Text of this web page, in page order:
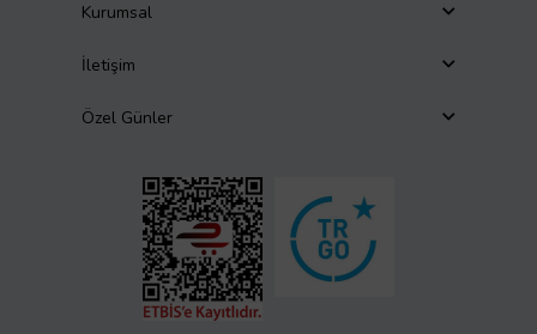
Kurumsal
İletişim
Özel Günler